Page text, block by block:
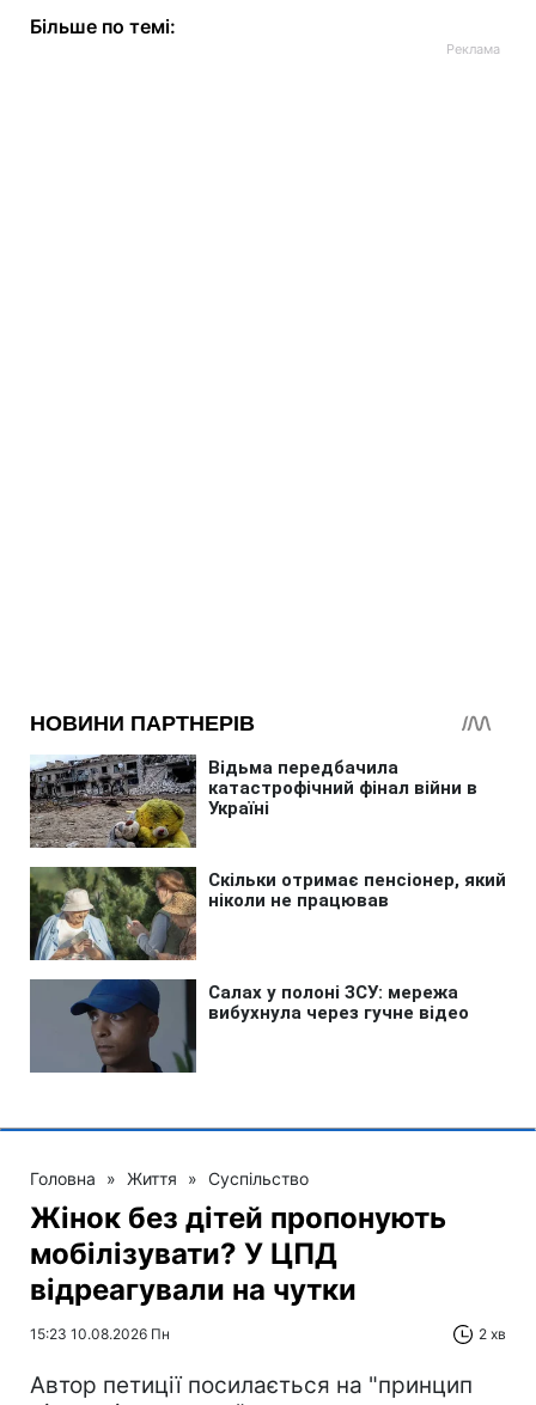
Більше по темі:
Головна » Життя » Суспільство
Жінок без дітей пропонують
мобілізувати? У ЦПД
відреагували на чутки
15:23 10.08.2026 Пн 2 хв
Автор петиції посилається на "принцип